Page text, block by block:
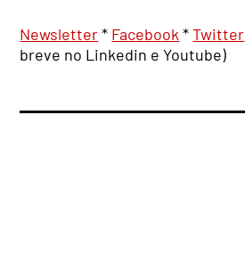
Newsletter* Facebook *Twitter
breve no Linkedin e Youtube)